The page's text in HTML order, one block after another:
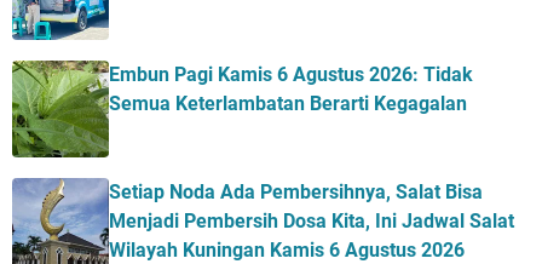
Embun Pagi Kamis 6 Agustus 2026: Tidak
Semua Keterlambatan Berarti Kegagalan
Setiap Noda Ada Pembersihnya, Salat Bisa
Menjadi Pembersih Dosa Kita, Ini Jadwal Salat
Wilayah Kuningan Kamis 6 Agustus 2026